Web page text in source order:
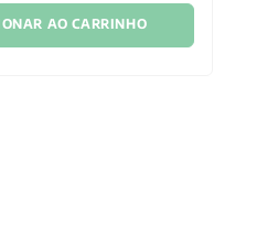
AO CARRINHO